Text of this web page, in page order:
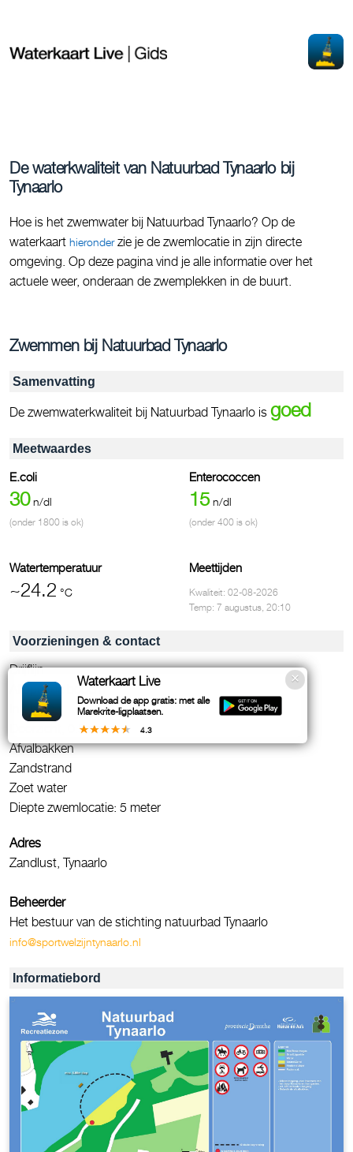
De waterkwaliteit van Natuurbad Tynaarlo bij
Tynaarlo
Hoe is het zwemwater bij Natuurbad Tynaarlo? Op de
waterkaart hieronderzie je de zwemlocatie in zijn directe
omgeving. Op deze pagina vind je alle informatie over het
actuele weer, onderaan de zwemplekken in de buurt.
Zwemmen bij Natuurbad Tynaarlo
Samenvatting
De zwemwaterkwaliteit bij Natuurbad Tynaarlo is goed
Meetwaardes
E.coli
30 n/dl
(onder 1800 is ok)
Enterococcen
15 n/dl
(onder 400 is ok)
Watertemperatuur
~24.2 °C
Meettijden
Kwaliteit: 02-08-2026
Temp: 7 augustus, 20:10
Voorzieningen & contact
Drijflijn
Aflopende bodem
Infobord
Doorzicht, 0.5 meter
Afvalbakken
Zandstrand
Zoet water
Diepte zwemlocatie: 5 meter
Adres
Zandlust, Tynaarlo
Beheerder
Het bestuur van de stichting natuurbad Tynaarlo
info@sportwelzijntynaarlo.nl
Informatiebord
Waterkaart Live
Download de app gratis: met alle
Marekrite-ligplaatsen.
4.3